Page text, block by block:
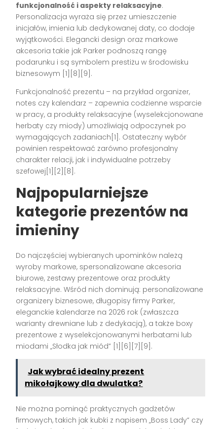
funkcjonalność i aspekty relaksacyjne.
Personalizacja wyraża się przez umieszczenie
inicjałów, imienia lub dedykowanej daty, co dodaje
wyjątkowości. Elegancki design oraz markowe
akcesoria takie jak Parker podnoszą rangę
podarunku i są symbolem prestiżu w środowisku
biznesowym [1][8][9].
Funkcjonalność prezentu – na przykład organizer,
notes czy kalendarz – zapewnia codzienne wsparcie
w pracy, a produkty relaksacyjne (wyselekcjonowane
herbaty czy miody) umożliwiają odpoczynek po
wymagających zadaniach[1]. Ostateczny wybór
powinien respektować zarówno profesjonalny
charakter relacji, jak i indywidualne potrzeby
szefowej[1][2][8].
Najpopularniejsze
kategorie prezentów na
imieniny
Do najczęściej wybieranych upominków należą
wyroby markowe, spersonalizowane akcesoria
biurowe, zestawy prezentowe oraz produkty
relaksacyjne. Wśród nich dominują: personalizowane
organizery biznesowe, długopisy firmy Parker,
eleganckie kalendarze na 2026 rok (zwłaszcza
warianty drewniane lub z dedykacją), a także boxy
prezentowe z wyselekcjonowanymi herbatami lub
miodami „Słodka jak miód” [1][6][7][9].
Jak wybrać idealny prezent
mikołajkowy dla dwulatka?
Nie można pominąć praktycznych gadżetów
firmowych, takich jak kubki z napisem „Boss Lady” czy